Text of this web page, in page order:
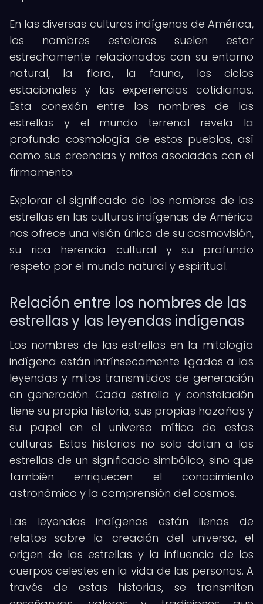
En las diversas culturas indígenas de América,
los nombres estelares suelen estar
estrechamente relacionados con su entorno
natural, la flora, la fauna, los ciclos
estacionales y las experiencias cotidianas.
Esta conexión entre los nombres de las
estrellas y el mundo terrenal revela la
profunda cosmología de estos pueblos, así
como sus creencias y mitos asociados con el
firmamento.
Explorar el significado de los nombres de las
estrellas en las culturas indígenas de América
nos ofrece una visión única de su cosmovisión,
su rica herencia cultural y su profundo
respeto por el mundo natural y espiritual.
Relación entre los nombres de las
estrellas y las leyendas indígenas
Los nombres de las estrellas en la mitología
indígena están intrínsecamente ligados a las
leyendas y mitos transmitidos de generación
en generación. Cada estrella y constelación
tiene su propia historia, sus propias hazañas y
su papel en el universo mítico de estas
culturas. Estas historias no solo dotan a las
estrellas de un significado simbólico, sino que
también enriquecen el conocimiento
astronómico y la comprensión del cosmos.
Las leyendas indígenas están llenas de
relatos sobre la creación del universo, el
origen de las estrellas y la influencia de los
cuerpos celestes en la vida de las personas. A
través de estas historias, se transmiten